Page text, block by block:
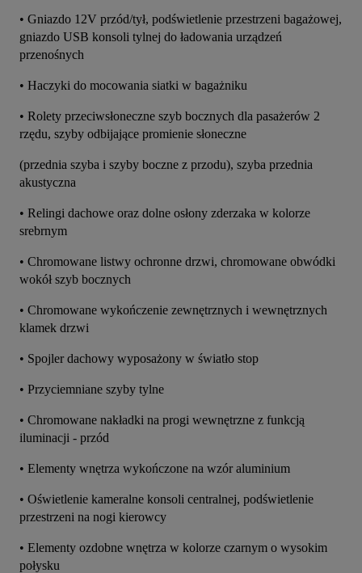
• Gniazdo 12V przód/tył, podświetlenie przestrzeni bagażowej,
gniazdo USB konsoli tylnej do ładowania urządzeń
przenośnych
• Haczyki do mocowania siatki w bagażniku
• Rolety przeciwsłoneczne szyb bocznych dla pasażerów 2
rzędu, szyby odbijające promienie słoneczne
(przednia szyba i szyby boczne z przodu), szyba przednia
akustyczna
• Relingi dachowe oraz dolne osłony zderzaka w kolorze
srebrnym
• Chromowane listwy ochronne drzwi, chromowane obwódki
wokół szyb bocznych
• Chromowane wykończenie zewnętrznych i wewnętrznych
klamek drzwi
• Spojler dachowy wyposażony w światło stop
• Przyciemniane szyby tylne
• Chromowane nakładki na progi wewnętrzne z funkcją
iluminacji - przód
• Elementy wnętrza wykończone na wzór aluminium
• Oświetlenie kameralne konsoli centralnej, podświetlenie
przestrzeni na nogi kierowcy
• Elementy ozdobne wnętrza w kolorze czarnym o wysokim
połysku